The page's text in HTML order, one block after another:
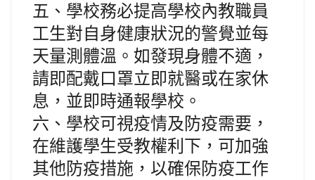
五、學校務必提高學校內教職員
工生對自身健康狀況的警覺並每
天量測體溫。如發現身體不適，
請即配戴口罩立即就醫或在家休
息，並即時通報學校。
六、學校可視疫情及防疫需要，
在維護學生受教權利下，可加強
其他防疫措施，以確保防疫工作